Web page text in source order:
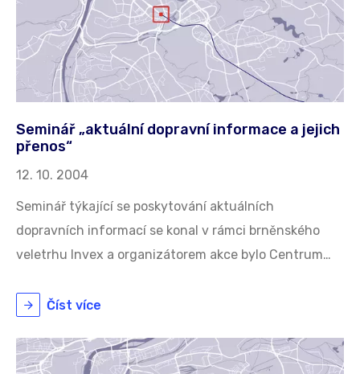
Seminář „aktuální dopravní informace a jejich
přenos“
12. 10. 2004
Seminář týkající se poskytování aktuálních
dopravních informací se konal v rámci brněnského
veletrhu Invex a organizátorem akce bylo Centrum…
Číst více